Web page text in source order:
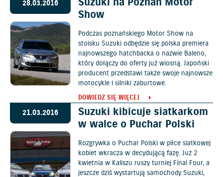
28.03.2016
Show
Podczas poznańskiego Motor Show na
stoisku Suzuki odbędzie się polska premiera
najnowszego hatchbacka o nazwie Baleno,
który dołączy do oferty już wiosną. Japoński
producent przedstawi także swoje najnowsze
motocykle i silniki zaburtowe.
DOWIEDZ SIĘ WIĘCEJ
21.03.2016
Suzuki kibicuje siatkarkom
w walce o Puchar Polski
Rozgrywka o Puchar Polski w piłce siatkowej
kobiet wkracza w decydującą fazę. Już 2
kwietnia w Kaliszu ruszy turniej Final Four, a
jeszcze dziś wystartują samochody Suzuki,